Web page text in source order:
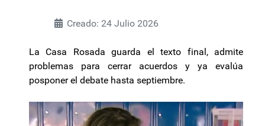
Creado: 24 Julio 2026
La Casa Rosada guarda el texto final, admite
problemas para cerrar acuerdos y ya evalúa
posponer el debate hasta septiembre.